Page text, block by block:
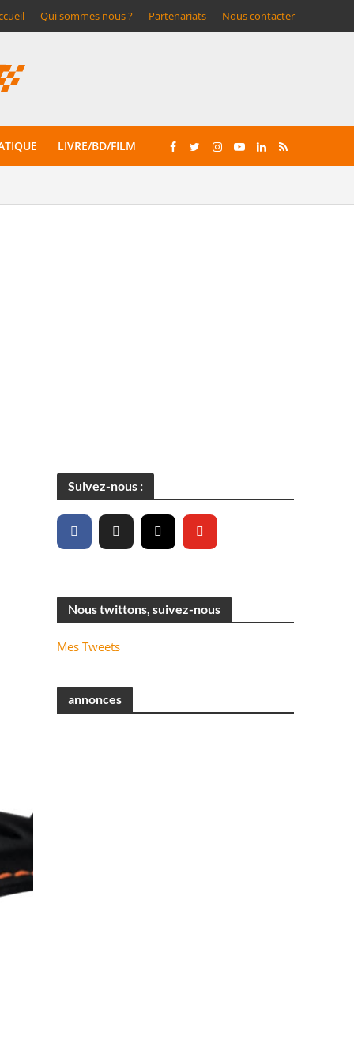
Qui sommes nous ? Partenariats Nous contacter
LIVRE/BD/FILM
Suivez-nous :
Nous twittons, suivez-nous
Mes Tweets
annonces